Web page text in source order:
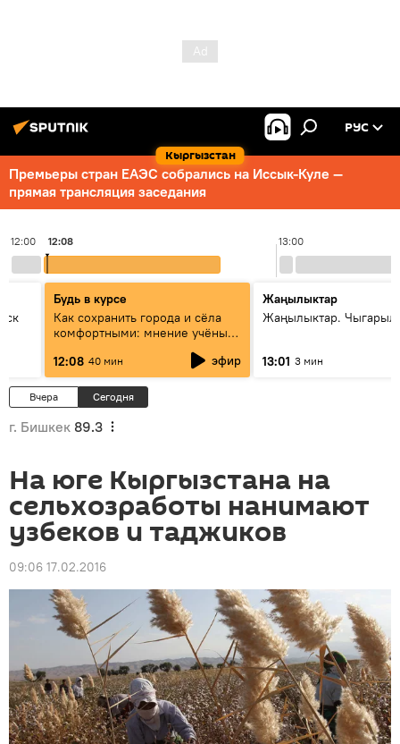
Кыргызстан
РУС
Премьеры стран ЕАЭС собрались на Иссык-Куле —
прямая трансляция заседания
12:00 13:00
12:08
Будь в курсе
Как сохранить города и сёла
комфортными: мнение учёных
12:08 40 мин эфир
Жаңылыктар
Жаңылыктар.
13:01 3 мин
Вчера Сегодня
г. Бишкек 89.3
На юге Кыргызстана на
сельхозработы нанимают
узбеков и таджиков
09:06 17.02.2016